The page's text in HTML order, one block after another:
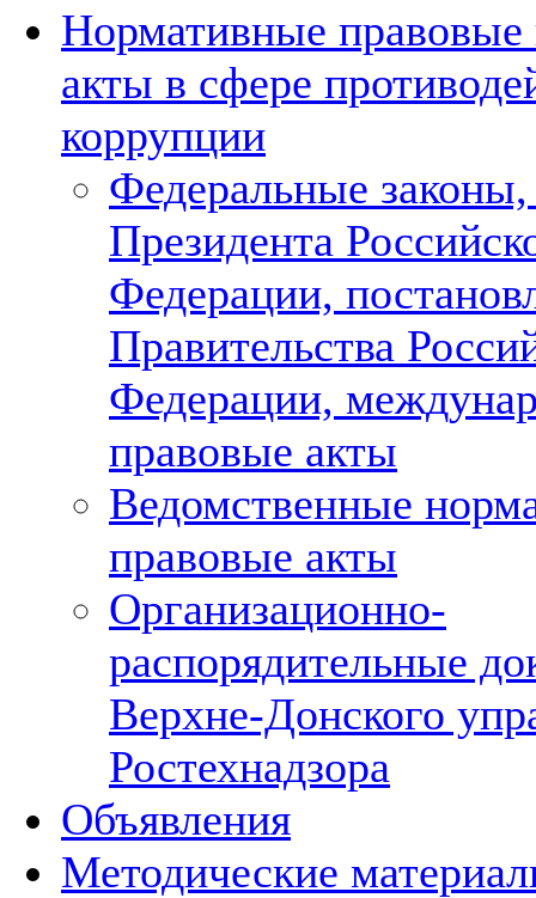
Нормативные
акты в сфере
коррупции
Федеральные
Президента
Федерации,
Правительства
Федерации,
правовые акты
Ведомственные
правовые акты
Организационно-
распорядительные
Верхне-Донского
Ростехнадзора
Объявления
Методические